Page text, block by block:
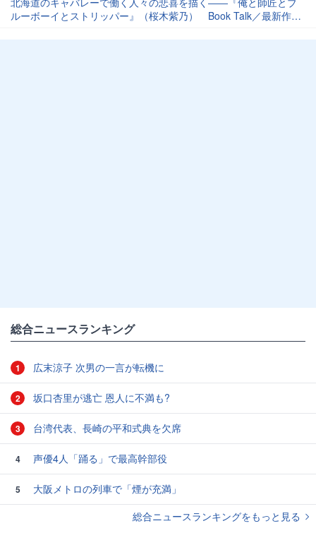
ルーボーイとストリッパー』（桜木紫乃） Book Talk／最新作を
総合ニュースランキング
1 広末涼子 次男の一言が転機に
2 坂口杏里が逃亡 恩人に不満も?
3 台湾代表、長崎の平和式典を欠席
4 声優4人「踊る」で最高幹部役
5
大阪メトロの列車で「煙が充満」
総合ニュースランキングをもっと見る